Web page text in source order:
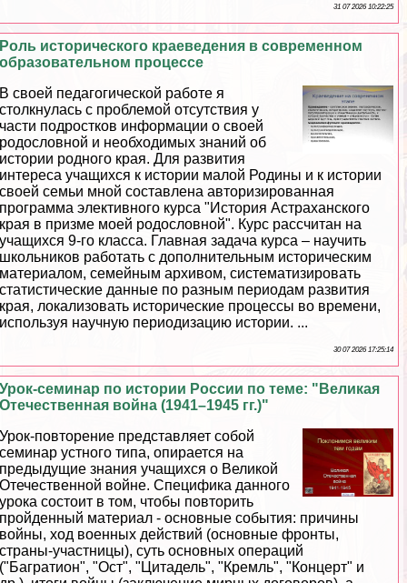
31 07 2026 10:22:25
Роль исторического краеведения в современном
образовательном процессе
В своей педагогической работе я
столкнулась с проблемой отсутствия у
части подростков информации о своей
родословной и необходимых знаний об
истории родного края. Для развития
интереса учащихся к истории малой Родины и к истории
своей семьи мной составлена авторизированная
программа элективного курса "История Астpaxaнского
края в призме моей родословной". Курс рассчитан на
учащихся 9-го класса. Главная задача курса – научить
школьников работать с дополнительным историческим
материалом, семейным архивом, систематизировать
статистические данные по разным периодам развития
края, локализовать исторические процессы во времени,
используя научную периодизацию истории. ...
30 07 2026 17:25:14
Урок-семинар по истории России по теме: "Великая
Отечественная война (1941–1945 гг.)"
Урок-повторение представляет собой
семинар устного типа, опирается на
предыдущие знания учащихся о Великой
Отечественной войне. Специфика данного
урока состоит в том, чтобы повторить
пройденный материал - основные события: причины
войны, ход военных действий (основные фронты,
страны-участницы), суть основных операций
("Багратион", "Ост", "Цитадель", "Кремль", "Концерт" и